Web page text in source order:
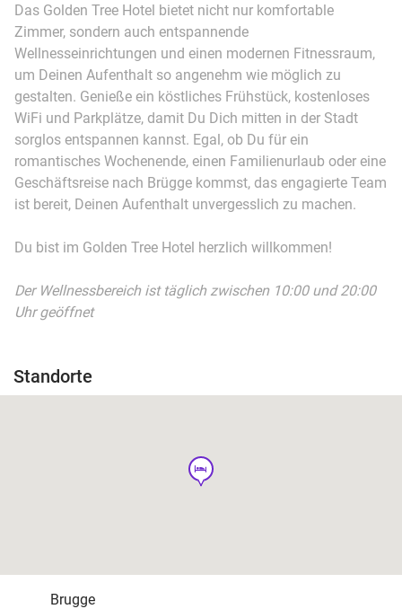
Das Golden Tree Hotel bietet nicht nur komfortable
Zimmer, sondern auch entspannende
Wellnesseinrichtungen und einen modernen Fitnessraum,
um Deinen Aufenthalt so angenehm wie möglich zu
gestalten. Genieße ein köstliches Frühstück, kostenloses
WiFi und Parkplätze, damit Du Dich mitten in der Stadt
sorglos entspannen kannst. Egal, ob Du für ein
romantisches Wochenende, einen Familienurlaub oder eine
Geschäftsreise nach Brügge kommst, das engagierte Team
ist bereit, Deinen Aufenthalt unvergesslich zu machen.
Du bist im Golden Tree Hotel herzlich willkommen!
Der Wellnessbereich ist täglich zwischen 10:00 und 20:00
Uhr geöffnet
Standorte
hotel
Brugge